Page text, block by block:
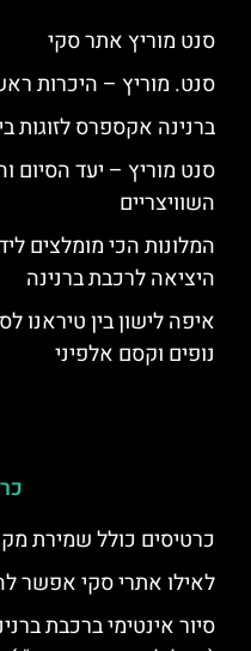
סנט מוריץ אתר סקי
סנט. מוריץ – היכרות
ברנינה אקספרס לזוגות
סנט מוריץ – יעד הסיום
השוויצריים
המלונות הכי מומלצים
היציאה לרכבת ברנינה
איפה לישון בין טיראנו
נופים וקסם אלפיני
כרטיסים כולל שמירת
לאילו אתרי סקי אפשר
סיור אינטימי ברכבת